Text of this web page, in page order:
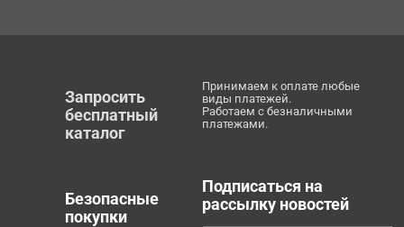
Запросить
бесплатный
каталог
Принимаем к оплате любые
виды платежей.
Работаем с безналичными
платежами.
Безопасные
покупки
Подписаться на
рассылку новостей